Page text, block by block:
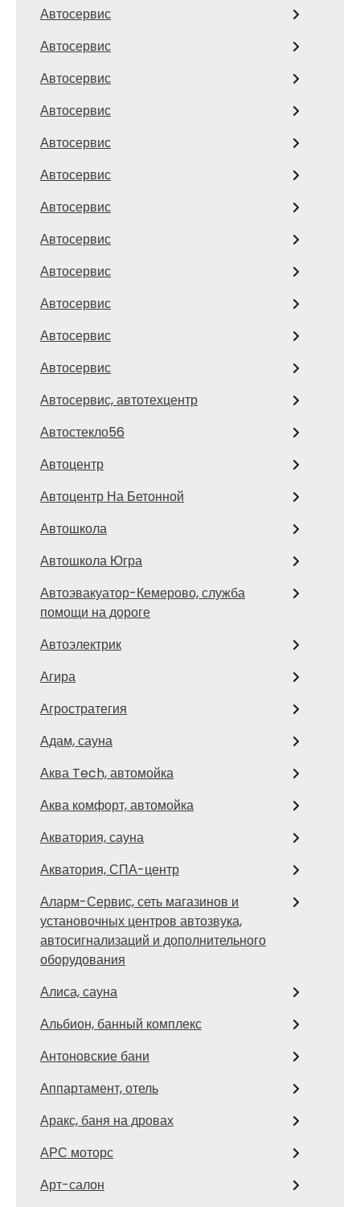
Автосервис
Автосервис
Автосервис
Автосервис
Автосервис
Автосервис
Автосервис
Автосервис
Автосервис
Автосервис
Автосервис
Автосервис
Автосервис, автотехцентр
Автостекло56
Автоцентр
Автоцентр На Бетонной
Автошкола
Автошкола Югра
Автоэвакуатор-Кемерово, служба
помощи на дороге
Автоэлектрик
Агира
Агростратегия
Адам, сауна
Аква Tech, автомойка
Аква комфорт, автомойка
Акватория, сауна
Акватория, СПА-центр
Аларм-Сервис, сеть магазинов и
установочных центров автозвука,
автосигнализаций и дополнительного
оборудования
Алиса, сауна
Альбион, банный комплекс
Антоновские бани
Аппартамент, отель
Аракс, баня на дровах
АРС моторс
Арт-салон